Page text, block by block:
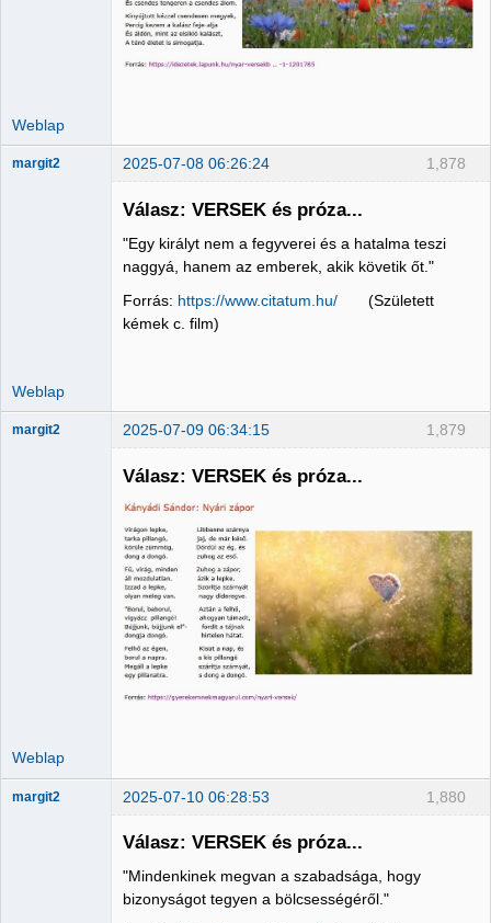
Weblap
1,878
margit2 2025-07-08 06:26:24
Válasz: VERSEK és próza...
"Egy királyt nem a fegyverei és a hatalma teszi
naggyá, hanem az emberek, akik követik őt."
Forrás: https://www.citatum.hu/ (Született
kémek c. film)
Weblap
1,879
margit2 2025-07-09 06:34:15
Válasz: VERSEK és próza...
Weblap
1,880
margit2 2025-07-10 06:28:53
Válasz: VERSEK és próza...
"Mindenkinek megvan a szabadsága, hogy
bizonyságot tegyen a bölcsességéről."